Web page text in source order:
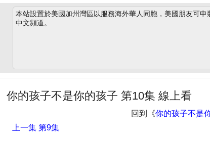
本站設置於美國加州灣區以服務海外華人同胞，美國朋友可
中文頻道。
你的孩子不是你的孩子 第10集 線上看
回到《你的孩子不是
上一集 第9集